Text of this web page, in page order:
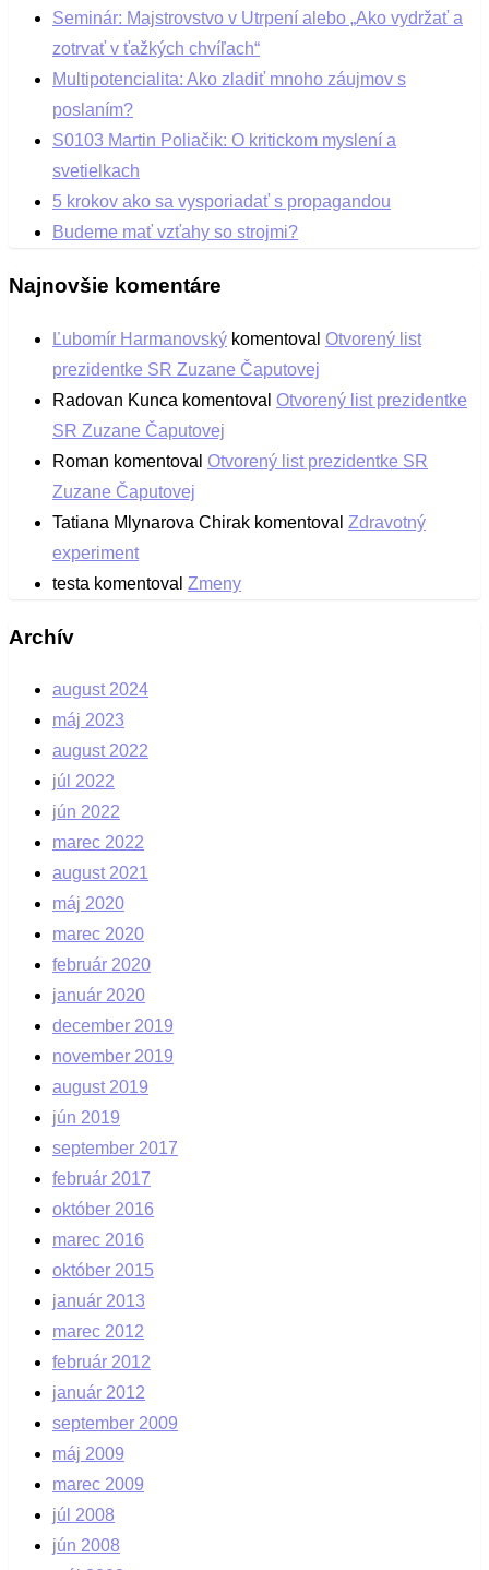
Seminár: Majstrovstvo v Utrpení alebo „Ako vydržať a
zotrvať v ťažkých chvíľach“
Multipotencialita: Ako zladiť mnoho záujmov s
poslaním?
S0103 Martin Poliačik: O kritickom myslení a
svetielkach
5 krokov ako sa vysporiadať s propagandou
Budeme mať vzťahy so strojmi?
Najnovšie komentáre
Ľubomír Harmanovský komentoval Otvorený list
prezidentke SR Zuzane Čaputovej
Radovan Kunca komentoval Otvorený list prezidentke
SR Zuzane Čaputovej
Roman komentoval Otvorený list prezidentke SR
Zuzane Čaputovej
Tatiana Mlynarova Chirak komentoval Zdravotný
experiment
testa komentoval Zmeny
Archív
august 2024
máj 2023
august 2022
júl 2022
jún 2022
marec 2022
august 2021
máj 2020
marec 2020
február 2020
január 2020
december 2019
november 2019
august 2019
jún 2019
september 2017
február 2017
október 2016
marec 2016
október 2015
január 2013
marec 2012
február 2012
január 2012
september 2009
máj 2009
marec 2009
júl 2008
jún 2008